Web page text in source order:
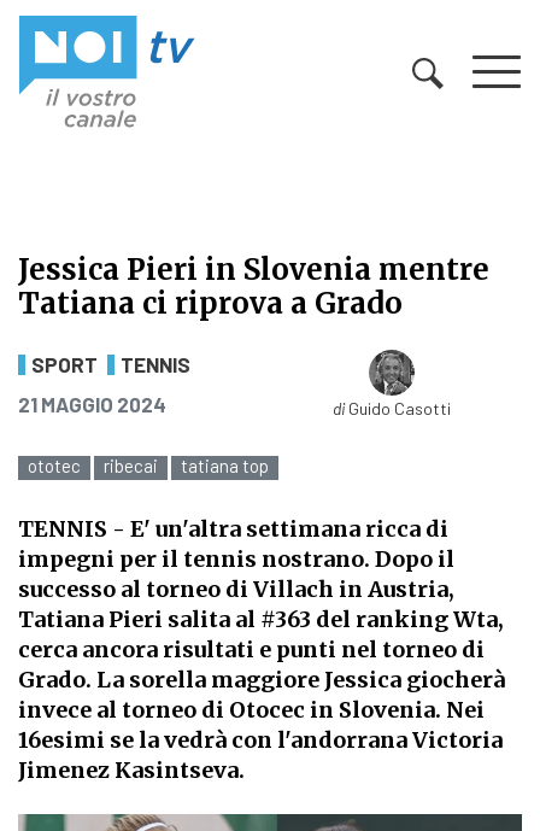
Jessica Pieri in Slovenia mentre
Tatiana ci riprova a Grado
Jessica Pieri in Slovenia mentre
SPORT
TENNIS
PUBBLICATO IL
21 MAGGIO 2024 diGuido Casotti
ototec ribecai tatiana top
TENNIS - E' un'altra settimana ricca di
impegni per il tennis nostrano. Dopo il
successo al torneo di Villach in Austria,
Tatiana Pieri salita al #363 del ranking Wta,
cerca ancora risultati e punti nel torneo di
Grado. La sorella maggiore Jessica giocherà
invece al torneo di Otocec in Slovenia. Nei
16esimi se la vedrà con l'andorrana Victoria
Jimenez Kasintseva.